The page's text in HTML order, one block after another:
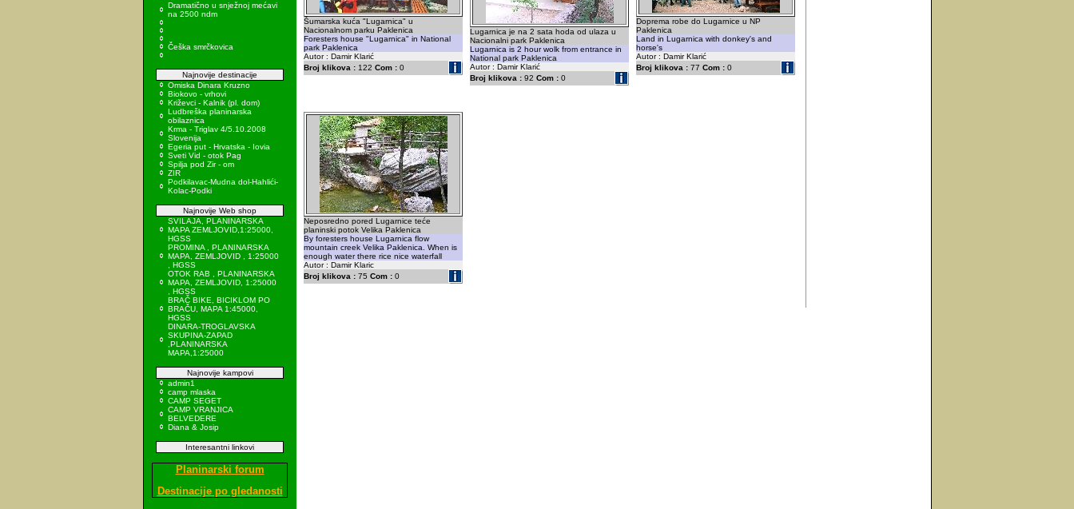
Dramatično u snježnoj mećavi
na 2500 ndm
Češka smrčkovica
Najnovije destinacije
Omiska Dinara Kruzno
Biokovo - vrhovi
Križevci - Kalnik (pl. dom)
Ludbreška planinarska
obilaznica
Krma - Triglav 4/5.10.2008
Slovenija
Egeria put - Hrvatska - Iovia
Sveti Vid - otok Pag
Spilja pod Zir - om
ZIR
Podkilavac-Mudna dol-Hahlići-
Kolac-Podki
Najnovije Web shop
SVILAJA, PLANINARSKA
MAPA ZEMLJOVID,1:25000,
HGSS
PROMINA , PLANINARSKA
MAPA, ZEMLJOVID , 1:25000
, HGSS
OTOK RAB , PLANINARSKA
MAPA, ZEMLJOVID, 1:25000
, HGSS
BRAČ BIKE, BICIKLOM PO
BRAČU, MAPA 1:45000,
HGSS
DINARA-TROGLAVSKA
SKUPINA-ZAPAD
,PLANINARSKA
MAPA,1:25000
Najnovije kampovi
admin1
camp mlaska
CAMP SEGET
CAMP VRANJICA
BELVEDERE
Diana & Josip
Interesantni linkovi
Planinarski forum
Destinacije po gledanosti
Šumarska kuća "Lugarnica" u
Nacionalnom parku Paklenica
Foresters house "Lugarnica" in National
park Paklenica
Autor : Damir Klarić
Broj klikova : 122 Com : 0
Lugarnica je na 2 sata hoda od ulaza u
Nacionalni park Paklenica
Lugarnica is 2 hour wolk from entrance in
National park Paklenica
Autor : Damir Klarić
Broj klikova : 92 Com : 0
Doprema robe do Lugarnice u NP
Paklenica
Land in Lugarnica with donkey's and
horse's
Autor : Damir Klarić
Broj klikova : 77 Com : 0
Neposredno pored Lugarnice teće
planinski potok Velika Paklenica
By foresters house Lugarnica flow
mountain creek Velika Paklenica. When is
enough water there rice nice waterfall
Autor : Damir Klaric
Broj klikova : 75 Com : 0